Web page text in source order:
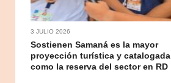
3 JULIO 2026
Sostienen Samaná es la mayor
proyección turística y catalogada
como la reserva del sector en RD